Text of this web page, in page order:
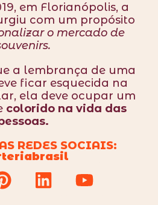
em Florianópolis, a
com um propósito
o mercado de
a lembrança de uma
ficar esquecida na
ela deve ocupar um
colorido na vida das
REDES SOCIAIS: